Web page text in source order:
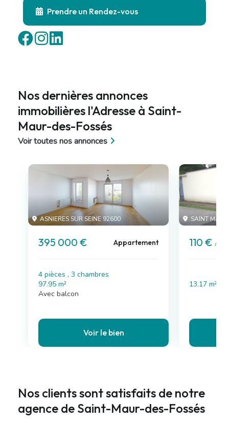
Prendre un Rendez-vous
Nos dernières annonces
immobilières l'Adresse à Saint-
Maur-des-Fossés
Voir toutes nos annonces
ASNIERES SUR SEINE 92600
395 000 € Appartement
4 pièces , 3 chambres
97.95 m²
Avec balcon
Voir le bien
SAINT
110 € /
13.17 m²
Nos clients sont satisfaits de notre
agence de Saint-Maur-des-Fossés